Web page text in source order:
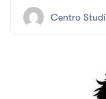
Centro Studi